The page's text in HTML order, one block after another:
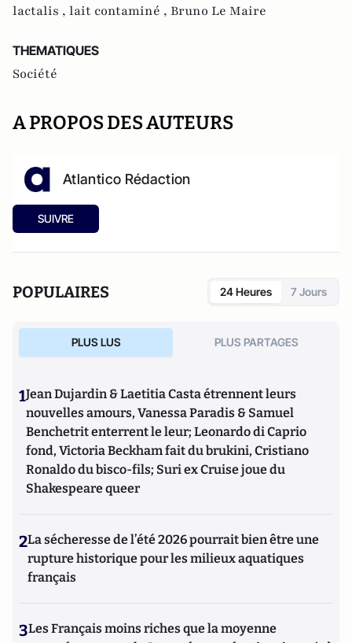
lactalis , lait contaminé , Bruno Le Maire
THEMATIQUES
Société
A PROPOS DES AUTEURS
Atlantico Rédaction
SUIVRE
POPULAIRES 24 Heures 7 Jours
PLUS LUS PLUS PARTAGES
1Jean Dujardin & Laetitia Casta étrennent leurs
nouvelles amours, Vanessa Paradis & Samuel
Benchetrit enterrent le leur; Leonardo di Caprio
fond, Victoria Beckham fait du brukini, Cristiano
Ronaldo du bisco-fils; Suri ex Cruise joue du
Shakespeare queer
2La sécheresse de l’été 2026 pourrait bien être une
rupture historique pour les milieux aquatiques
français
3Les Français moins riches que la moyenne